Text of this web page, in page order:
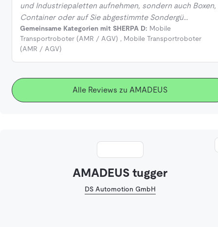
und Industriepaletten aufnehmen, sondern auch Boxen,
Container oder auf Sie abgestimmte Sondergü…
Gemeinsame Kategorien mit SHERPA D: Mobile
Transportroboter (AMR / AGV) , Mobile Transportroboter
(AMR / AGV)
Alle Reviews zu AMADEUS
AMADEUS tugger
DS Automotion GmbH